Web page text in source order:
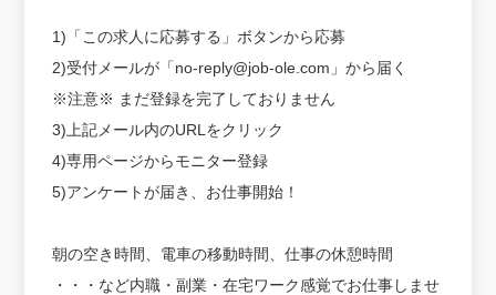
1)「この求人に応募する」ボタンから応募
2)受付メールが「no-reply@job-ole.com」から届く
※注意※ まだ登録を完了しておりません
3)上記メール内のURLをクリック
4)専用ページからモニター登録
5)アンケートが届き、お仕事開始！
朝の空き時間、電車の移動時間、仕事の休憩時間
・・・など内職・副業・在宅ワーク感覚でお仕事しませ